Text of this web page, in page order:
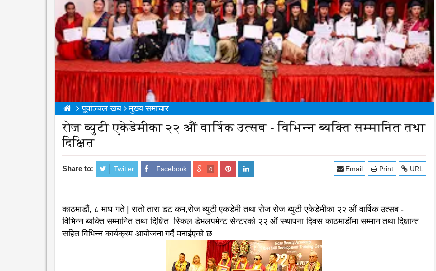
पूर्वाञ्चल खब मुख्य समाचार
रोज ब्युटी एकेडेमीका २२ औं वार्षिक उत्सब - विभिन्न ब्यक्ति सम्मानित तथा
दिक्षित
Share to: Twitter Facebook 0 URL
Print
Email
काठमाडौं, ८ माघ गते | रातो तारा डट कम,रोज ब्युटी एकडेमी तथा रोज रोज ब्युटी एकेडेमीका २२ औं वार्षिक उत्सब -
विभिन्न ब्यक्ति सम्मानित तथा दिक्षित स्किल डेभलपमेन्ट सेन्टरको २२ औं स्थापना दिवस काठमाडौंमा सम्मान तथा दिक्षान्त
सहित विभिन्न कार्यक्रम आयोजना गर्दै मनाईएको छ ।